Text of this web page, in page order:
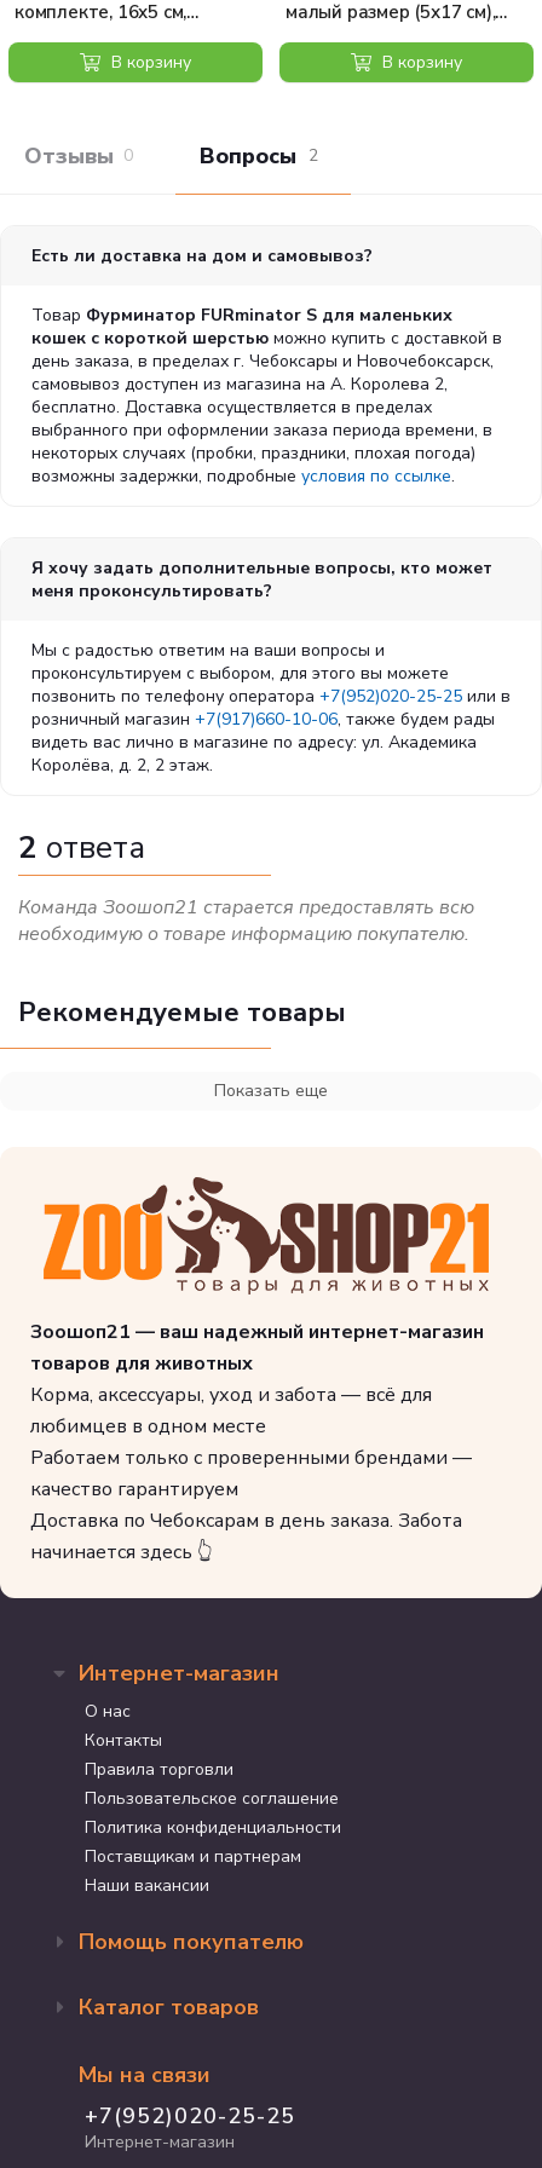
комплекте, 16х5 см,
зеленый
В корзину
малый размер (5х17 см),
синий
В корзину
Отзывы покупателей
0 Вопросы и
2
Есть ли доставка на дом и самовывоз?
Товар Фурминатор FURminator S для маленьких
кошек c короткой шерстью можно купить с доставкой в
день заказа, в пределах г. Чебоксары и Новочебоксарск,
самовывоз доступен из магазина на А. Королева 2,
бесплатно. Доставка осуществляется в пределах
выбранного при оформлении заказа периода времени, в
некоторых случаях (пробки, праздники, плохая погода)
возможны задержки, подробные условия по ссылке.
Я хочу задать дополнительные вопросы, кто может
меня проконсультировать?
Мы с радостью ответим на ваши вопросы и
проконсультируем с выбором, для этого вы можете
позвонить по телефону оператора +7(952)020-25-25 или в
розничный магазин +7(917)660-10-06, также будем рады
видеть вас лично в магазине по адресу: ул. Академика
Королёва, д. 2, 2 этаж.
2 ответа
Команда Зоошоп21 старается предоставлять всю
необходимую о товаре информацию покупателю.
Рекомендуемые товары
Показать еще
Зоошоп21 — ваш надежный интернет-магазин
товаров для животных
Корма, аксессуары, уход и забота — всё для
любимцев в одном месте
Работаем только с проверенными брендами —
качество гарантируем
Доставка по Чебоксарам в день заказа. Забота
начинается здесь 👆
Интернет-магазин
О нас
Контакты
Правила торговли
Пользовательское соглашение
Политика конфиденциальности
Поставщикам и партнерам
Наши вакансии
Помощь покупателю
Доставка и оплата
Программа лояльности
График работы
Полезные статьи
Каталог товаров
Акции
Для кошек
Для собак
Мы на связи
+7(952)020-25-25
Интернет-магазин